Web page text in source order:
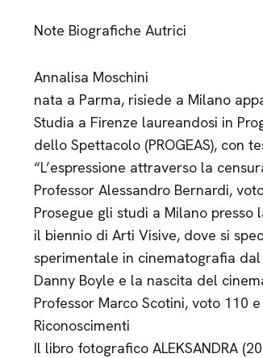
Note Biografiche Autrici
Annalisa Moschini
nata a Parma, risiede a Milano
Studia a Firenze laureandosi in
dello Spettacolo (PROGEAS), con
“L’espressione attraverso la
Professor Alessandro Bernardi,
Prosegue gli studi a Milano
il biennio di Arti Visive, dove si
sperimentale in cinematografia
Danny Boyle e la nascita del
Professor Marco Scotini, voto 110
Riconoscimenti
Il libro fotografico ALEKSANDRA